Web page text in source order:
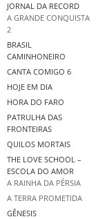
JORNAL DA RECORD
A GRANDE CONQUISTA
2
BRASIL
CAMINHONEIRO
CANTA COMIGO 6
HOJE EM DIA
HORA DO FARO
PATRULHA DAS
FRONTEIRAS
QUILOS MORTAIS
THE LOVE SCHOOL –
ESCOLA DO AMOR
A RAINHA DA PÉRSIA
A TERRA PROMETIDA
GÊNESIS